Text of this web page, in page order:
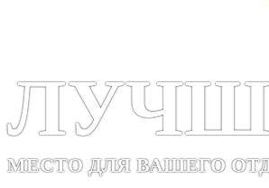
МЕСТО ДЛЯ ВАШЕГО